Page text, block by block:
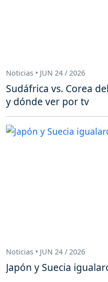
Noticias • JUN 24 / 2026
Sudáfrica vs. Corea
y dónde ver por tv
Noticias • JUN 24 / 2026
Japón y Suecia